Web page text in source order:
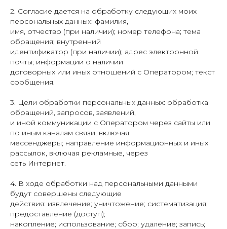
2. Согласие дается на обработку следующих моих
персональных данных: фамилия,
имя, отчество (при наличии); номер телефона; тема
обращения; внутренний
идентификатор (при наличии); адрес электронной
почты; информации о наличии
договорных или иных отношений с Оператором; текст
сообщения.
3. Цели обработки персональных данных: обработка
обращений, запросов, заявлений,
и иной коммуникации с Оператором через сайты или
по иным каналам связи, включая
мессенджеры; направление информационных и иных
рассылок, включая рекламные, через
сеть Интернет.
4. В ходе обработки над персональными данными
будут совершены следующие
действия: извлечение; уничтожение; систематизация;
предоставление (доступ);
накопление; использование; сбор; удаление; запись;